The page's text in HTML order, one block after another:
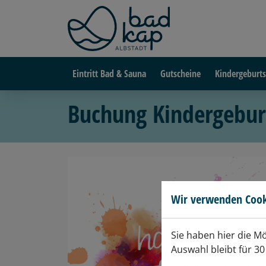
Eintritt Bad & Sauna Gutscheine
Buchung
Wir verwenden
Sie haben hier die
Auswahl bleibt für